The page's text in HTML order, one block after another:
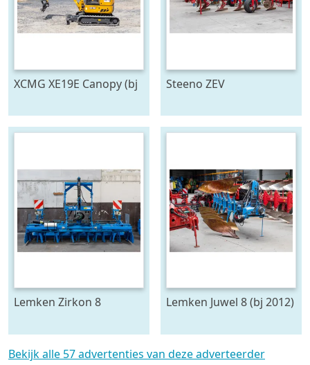
XCMG XE19E Canopy (bj
Steeno ZEV
Lemken Zirkon 8 Lemken Juwel 8 (bj 2012)
Bekijk alle 57 advertenties van deze adverteerder